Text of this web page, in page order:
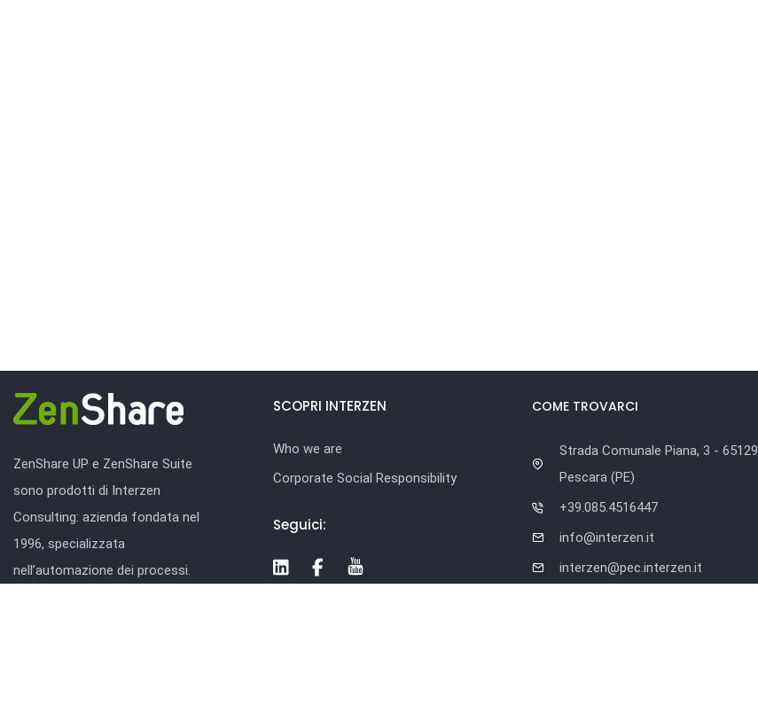
ZenShare UP e ZenShare Suite
sono prodotti di Interzen
Consulting: azienda fondata nel
1996, specializzata
nell’automazione dei processi.
SCOPRI INTERZEN
Who we are
Corporate Social Responsibility
Seguici:
COME TROVARCI
Strada Comunale Piana, 3 - 65129
Pescara (PE)
+39.085.4516447
info@interzen.it
interzen@pec.interzen.it